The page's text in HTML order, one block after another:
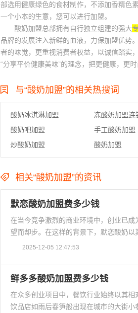
部选用健康绿色的食材制作，不添加香精色
一个小本的生意，您可以进行加盟。
酸奶加盟总部拥有自行独立组建的强大
品牌的发展注入新鲜的血液，力保加盟优势
者的味觉，更重视消费者权益，以诚信踏实
“分享平价健康美味”的理念，把更健康，更
与“酸奶加盟”的相关热搜词
冻酸奶加盟连
酸奶吧加盟
手工酸奶加盟
炒酸奶加盟
酸奶加盟
相关“酸奶加盟”的资讯
默恋酸奶加盟费多少钱
在当今竞争激烈的商业环境中，创业已
望而却步。在这样的背景下，默恋酸奶以
2025-12-05 12:47:53
鲜多多酸奶加盟费多少钱
在众多创业项目中，餐饮行业始终以其
饮品店如雨后春笋般出现在城市的大街小